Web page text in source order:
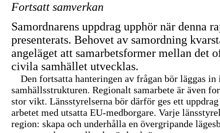
Fortsatt samverkan
Samordnarens uppdrag upphör när denna
presenterats. Behovet av samordning
angeläget att samarbetsformer mellan det
civila samhället utvecklas.
Den fortsatta hanteringen av frågan bör läggas
samhällsstrukturen. Regionalt samarbete är även
stor vikt. Länsstyrelserna bör därför ges ett
arbetet med utsatta EU-medborgare. Varje
region: skapa och underhålla en övergripande